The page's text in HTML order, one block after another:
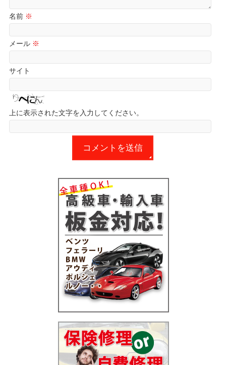
名前 ※
メール ※
サイト
上に表示された文字を入力してください。